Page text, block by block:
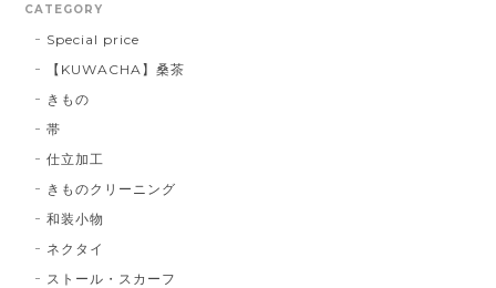
CATEGORY
Special price
【KUWACHA】桑茶
きもの
帯
仕立加工
きものクリーニング
和装小物
ネクタイ
ストール・スカーフ